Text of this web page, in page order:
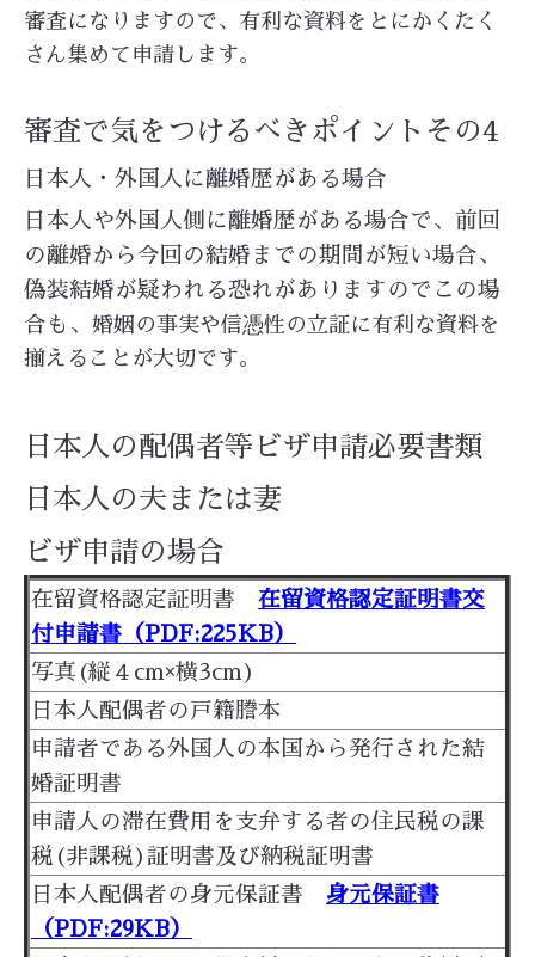
審査になりますので、有利な資料をとにかくたく
さん集めて申請します。
審査で気をつけるべきポイントその4
日本人・外国人に離婚歴がある場合
日本人や外国人側に離婚歴がある場合で、前回
の離婚から今回の結婚までの期間が短い場合、
偽装結婚が疑われる恐れがありますのでこの場
合も、 婚姻の事実や信憑性の立証に有利な資料を
揃えることが大切です。
日本人の配偶者等ビザ申請必要書類
日本人の夫または妻
ビザ申請の場合
在留資格認定証明書 在留資格認定証明書交
付申請書（PDF:225KB）
写真(縦４cm×横3cm)
日本人配偶者の戸籍謄本
申請者である外国人の本国から発行された結
婚証明書
申請人の滞在費用を支弁する者の住民税の課
税(非課税)証明書及び納税証明書
日本人配偶者の身元保証書 身元保証書
（PDF:29KB）